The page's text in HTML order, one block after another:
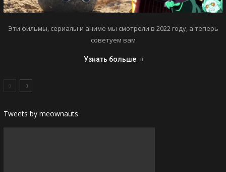
Эти фильмы, сериалы и аниме мы смотрели в 2022 году, а теперь
советуем вам
Узнать больше
Tweets by meownauts